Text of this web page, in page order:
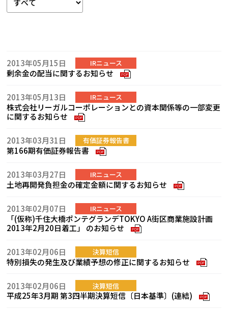
2013年05月15日 IRニュース
剰余金の配当に関するお知らせ PDF
2013年05月13日 IRニュース
株式会社リーガルコーポレーションとの資本関係等の一部変更
に関するお知らせ
PDF
2013年03月31日 有価証券報告書
第166期有価証券報告書 PDF
2013年03月27日 IRニュース
土地再開発負担金の確定金額に関するお知らせ PDF
2013年02月07日 IRニュース
「(仮称)千住大橋ポンテグランデTOKYO A街区商業施設計画
2013年2月20日着工」 のお知らせ
PDF
2013年02月06日 決算短信
特別損失の発生及び業績予想の修正に関するお知らせ PDF
2013年02月06日 決算短信
平成25年3月期 第3四半期決算短信〔日本基準〕(連結) PDF